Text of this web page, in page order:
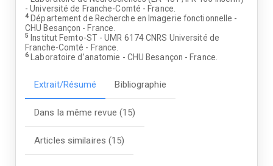
- Université de Franche-Comté - France.
4 Département de Recherche en Imagerie fonctionnelle -
CHU Besançon - France.
5 Institut Femto-ST - UMR 6174 CNRS Université de
Franche-Comté - France.
6 Laboratoire d’anatomie - CHU Besançon - France.
Extrait/Résumé Bibliographie
Dans la même revue (15)
Articles similaires (15)